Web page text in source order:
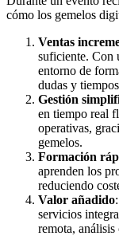
cómo los gemelos
Ventas
suficiente. Con
entorno de
dudas y
Gestión
en tiempo real
operativas,
gemelos.
Formación
aprenden los
reduciendo
Valor añadido
servicios
remota, análisis